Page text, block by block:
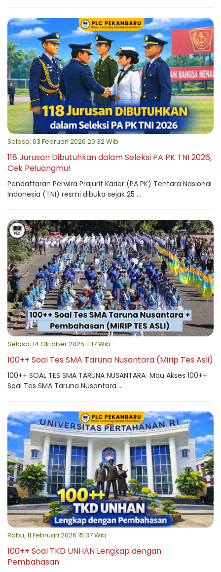
Selasa, 03 Februari 2026 20:32 Wib
118 Jurusan Dibutuhkan dalam Seleksi PA PK TNI 2026,
Cek Peluangmu!
Pendaftaran Perwira Prajurit Karier (PA PK) Tentara Nasional
Indonesia (TNI) resmi dibuka sejak 25 ...
Selasa, 14 Oktober 2025 11:17 Wib
100++ Soal Tes SMA Taruna Nusantara (Mirip Tes Asli)
100++ SOAL TES SMA TARUNA NUSANTARA Mau Akses 100++
Soal Tes SMA Taruna Nusantara ...
Rabu, 11 Februari 2026 15:37 Wib
100++ Soal TKD UNHAN Lengkap dengan
Pembahasan